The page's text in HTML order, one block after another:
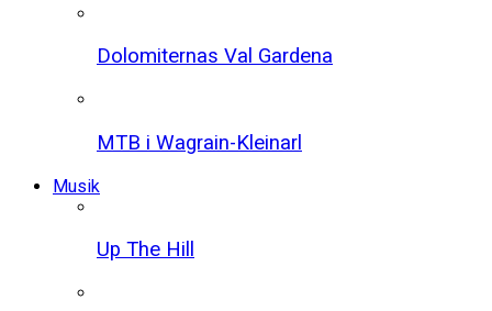
Dolomiternas Val Gardena
MTB i Wagrain-Kleinarl
Musik
Up The Hill